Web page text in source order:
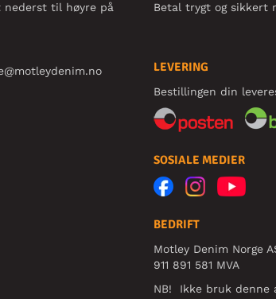
til høyre på
Betal trygt og sikkert
LEVERING
Bestillingen din
SOSIALE MEDIER
BEDRIFT
Motley Denim Norge
911 891 581 MVA
NB! Ikke bruk denne